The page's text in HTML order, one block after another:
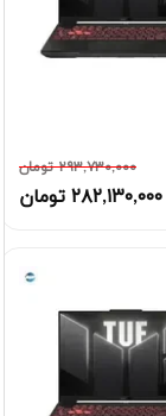
٢٩٣,٧٣٠,٠٠٠ تومان
٢٨٢,١٣٠,٠٠٠ تومان